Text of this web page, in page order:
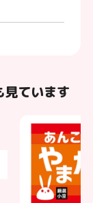
ています